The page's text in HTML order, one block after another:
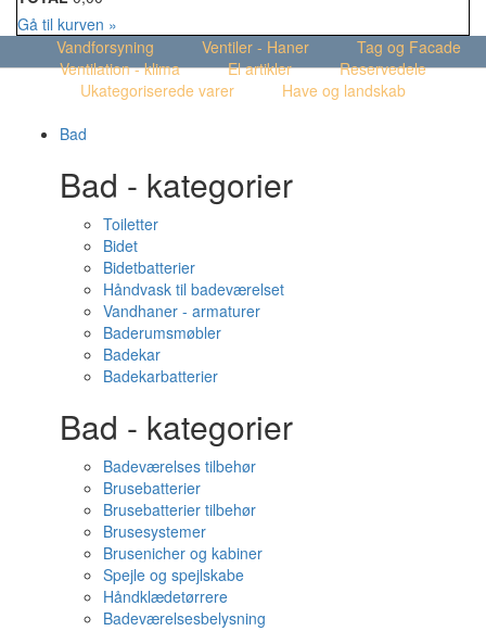
Gå til kurven »
Vandforsyning
Ventiler - Haner
Tag og Facade
Ventilation - klima
El artikler
Reservedele
Ukategoriserede varer
Have og landskab
Bad
Bad - kategorier
Toiletter
Bidet
Bidetbatterier
Håndvask til badeværelset
Vandhaner - armaturer
Baderumsmøbler
Badekar
Badekarbatterier
Bad - kategorier
Badeværelses tilbehør
Brusebatterier
Brusebatterier tilbehør
Brusesystemer
Brusenicher og kabiner
Spejle og spejlskabe
Håndklædetørrere
Badeværelsesbelysning